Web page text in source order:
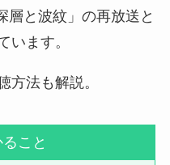
層と波紋」の再放送と
います。
方法も解説。
こと